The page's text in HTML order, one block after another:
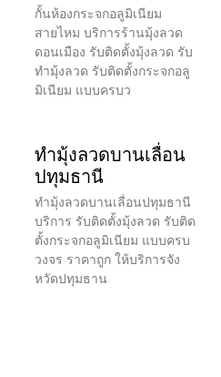
กั้นห้องกระจกอลูมิเนียม
สายไหม บริการร้านมุ้งลวด
ดอนเมือง รับติดตั้งมุ้งลวด รับ
ทำมุ้งลวด รับติดตั้งกระจกอลู
มิเนียม แบบครบว
ทำมุ้งลวดบานเลื่อน
ปทุมธานี
ทำมุ้งลวดบานเลื่อนปทุมธานี
บริการ รับติดตั้งมุ้งลวด รับติด
ตั้งกระจกอลูมิเนียม แบบครบ
วงจร ราคาถูก ให้บริการจัง
หวัดปทุมธาน